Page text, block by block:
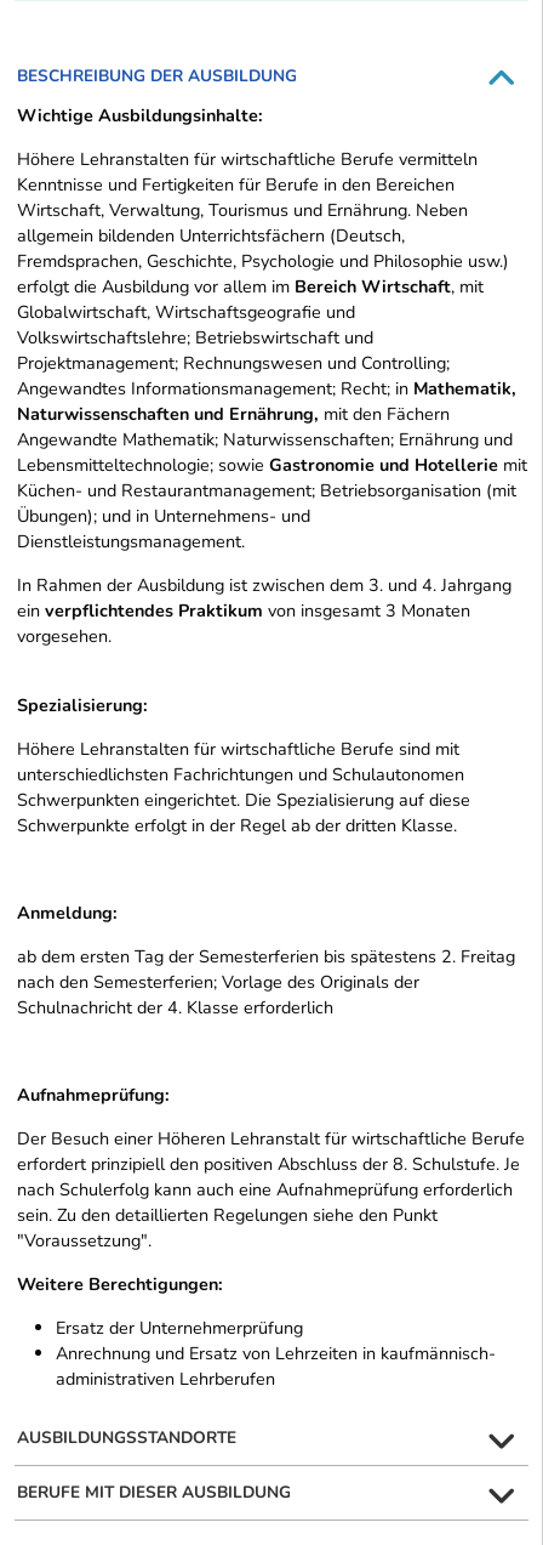
BESCHREIBUNG DER AUSBILDUNG
Wichtige Ausbildungsinhalte:
Höhere Lehranstalten für wirtschaftliche Berufe vermitteln
Kenntnisse und Fertigkeiten für Berufe in den Bereichen
Wirtschaft, Verwaltung, Tourismus und Ernährung. Neben
allgemein bildenden Unterrichtsfächern (Deutsch,
Fremdsprachen, Geschichte, Psychologie und Philosophie usw.)
erfolgt die Ausbildung vor allem im Bereich Wirtschaft, mit
Globalwirtschaft, Wirtschaftsgeografie und
Volkswirtschaftslehre; Betriebswirtschaft und
Projektmanagement; Rechnungswesen und Controlling;
Angewandtes Informationsmanagement; Recht; in Mathematik,
Naturwissenschaften und Ernährung, mit den Fächern
Angewandte Mathematik; Naturwissenschaften; Ernährung und
Lebensmitteltechnologie; sowie Gastronomie und Hotellerie mit
Küchen- und Restaurantmanagement; Betriebsorganisation (mit
Übungen); und in Unternehmens- und
Dienstleistungsmanagement.
In Rahmen der Ausbildung ist zwischen dem 3. und 4. Jahrgang
ein verpflichtendes Praktikum von insgesamt 3 Monaten
vorgesehen.
Spezialisierung:
Höhere Lehranstalten für wirtschaftliche Berufe sind mit
unterschiedlichsten Fachrichtungen und Schulautonomen
Schwerpunkten eingerichtet. Die Spezialisierung auf diese
Schwerpunkte erfolgt in der Regel ab der dritten Klasse.
Anmeldung:
ab dem ersten Tag der Semesterferien bis spätestens 2. Freitag
nach den Semesterferien; Vorlage des Originals der
Schulnachricht der 4. Klasse erforderlich
Aufnahmeprüfung:
Der Besuch einer Höheren Lehranstalt für wirtschaftliche Berufe
erfordert prinzipiell den positiven Abschluss der 8. Schulstufe. Je
nach Schulerfolg kann auch eine Aufnahmeprüfung erforderlich
sein. Zu den detaillierten Regelungen siehe den Punkt
"Voraussetzung".
Weitere Berechtigungen:
Ersatz der Unternehmerprüfung
Anrechnung und Ersatz von Lehrzeiten in kaufmännisch-
administrativen Lehrberufen
AUSBILDUNGSSTANDORTE
BERUFE MIT DIESER AUSBILDUNG